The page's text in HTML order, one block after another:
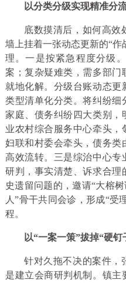
以分类分级实现精准分
底数摸清后，如何高效
墙上挂着一张动态更新的“
理。一是按紧急程度分级
案；复杂疑难类，需多部门
就地化解。分级台账动态
类型清单化分类。将纠纷细
家庭、债务纠纷四大类别，
业农村综合服务中心牵头，
妇联和村委会牵头，债务类
高效流转。三是综治中心专
研判，事实清楚、诉求合理
史遗留问题的，邀请“大榕
人”骨干共同会诊，形成“
程。
以“一案一策”拔掉“硬钉
针对久拖不决的案件，
是建立会商研判机制。镇